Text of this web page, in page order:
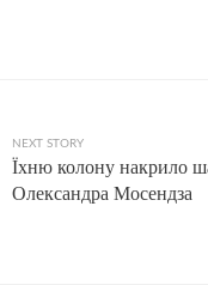
NEXT STORY
Їхню колону накрило
Олександра Мосендза